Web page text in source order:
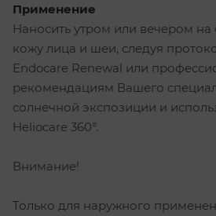
Применение
Наносить утром или вечером
кожу лица и шеи, следуя
Endocare Renewal или
рекомендациям Вашего
солнечной экспозиции и
Heliocare 360°.
Внимание!
Только для наружного